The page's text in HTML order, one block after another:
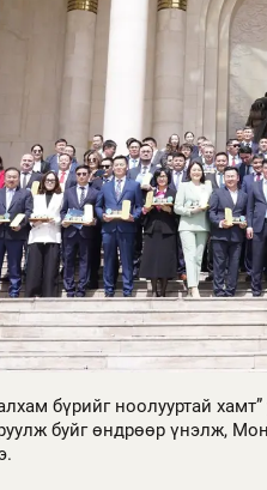
бүрийг ноолууртай
буйг өндрөөр үнэлж,